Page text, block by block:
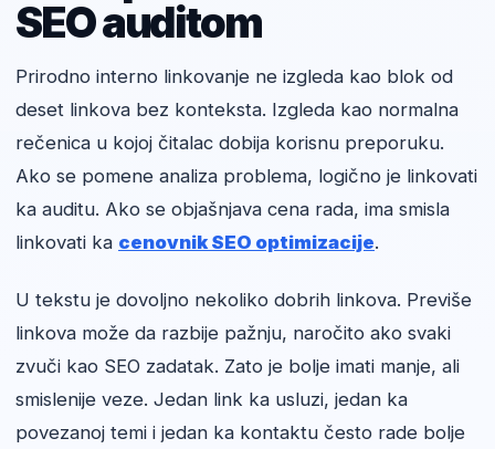
SEO auditom
Prirodno interno linkovanje ne izgleda kao blok od
deset linkova bez konteksta. Izgleda kao normalna
rečenica u kojoj čitalac dobija korisnu preporuku.
Ako se pomene analiza problema, logično je linkovati
ka auditu. Ako se objašnjava cena rada, ima smisla
linkovati ka cenovnik SEO optimizacije.
U tekstu je dovoljno nekoliko dobrih linkova. Previše
linkova može da razbije pažnju, naročito ako svaki
zvuči kao SEO zadatak. Zato je bolje imati manje, ali
smislenije veze. Jedan link ka usluzi, jedan ka
povezanoj temi i jedan ka kontaktu često rade bolje